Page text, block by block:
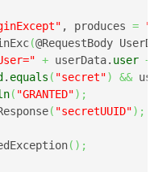
, produces =
(@RequestBody
+ userData. user +
. equals ( "secret") &&
( "GRANTED") ;
( "secretUUID") ;
( ) ;